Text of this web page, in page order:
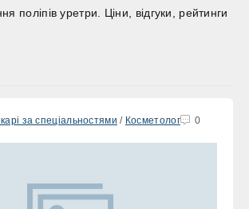
поліпів уретри. Ціни, відгуки, рейтинги
за спеціальностями / Косметолог 0